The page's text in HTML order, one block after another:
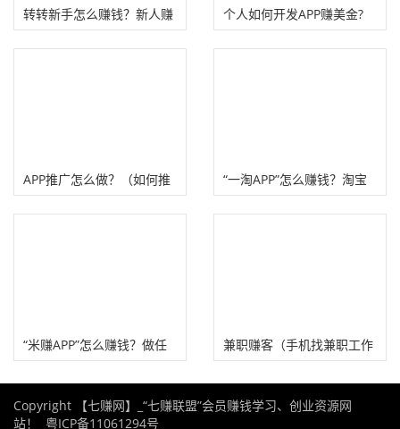
转转新手怎么赚钱？新人赚
30元！
个人如何开发APP赚美金?
APP推广怎么做？（如何推
广一个App软件）
“一淘APP”怎么赚钱？淘宝
官方淘宝客！
“米赚APP”怎么赚钱？做任
兼职赚客（手机找兼职工作
Copyright 【七赚网】_“七赚联盟”会员赚钱学习、创业资源网
站！ 粤ICP备11061294号